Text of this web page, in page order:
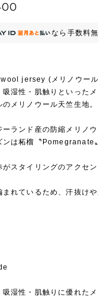
なら 手数料
jersey (メリノウー
吸湿性・肌触りといった
のメリノウール天竺生地。
ーランド産の防縮メリノ
ンは柘榴〝Pomegranate
がスタイリングのアクセ
まれているため、汗抜け
吸湿性・肌触りに優れた